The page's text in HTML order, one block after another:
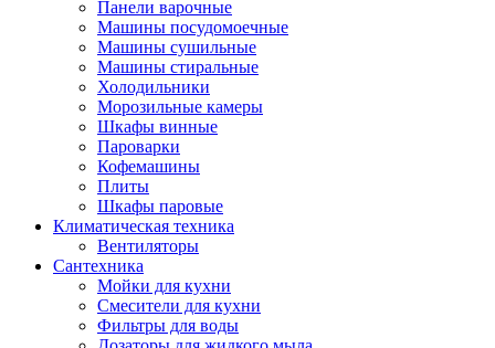
Панели варочные
Машины посудомоечные
Машины сушильные
Машины стиральные
Холодильники
Морозильные камеры
Шкафы винные
Пароварки
Кофемашины
Плиты
Шкафы паровые
Климатическая техника
Вентиляторы
Сантехника
Мойки для кухни
Смесители для кухни
Фильтры для воды